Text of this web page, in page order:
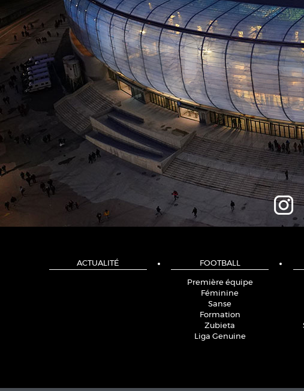
ACTUALITÉ FOOTBALL
Première équipe
Féminine
Sanse
Formation
Zubieta
Liga Genuine